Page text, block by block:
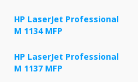
HP LaserJet Professional
M 1134 MFP
HP LaserJet Professional
M 1137 MFP